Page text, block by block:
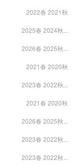
2022春 2021秋
2025春 2024秋...
2026春 2025秋...
2021春 2020秋
2023春 2022秋...
2021春 2020秋
2026春 2025秋...
2023春 2022秋...
2023春 2022秋...